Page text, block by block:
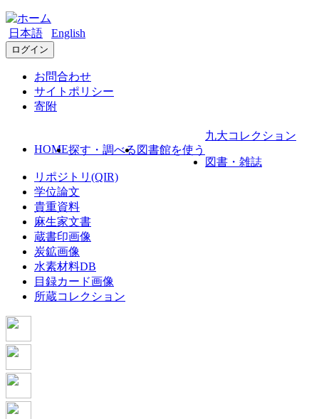
日本語 English
ログイン
お問合わせ
サイトポリシー
寄附
HOME探す・調べる 図書館を使う
九大コレクション
図書・雑誌
リポジトリ(QIR)
学位論文
貴重資料
麻生家文書
蔵書印画像
炭鉱画像
水素材料DB
目録カード画像
所蔵コレクション